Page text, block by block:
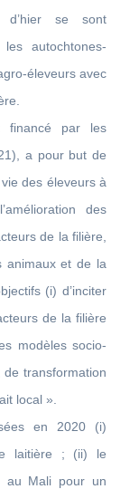
d’hier se sont
autochtones-
éleveurs avec
financé par les
a pour but de
des éleveurs à
des
de la filière,
animaux et de la
(i) d’inciter
de la filière
modèles socio-
transformation
local ».
en 2020 (i)
laitière ; (ii) le
au Mali pour un